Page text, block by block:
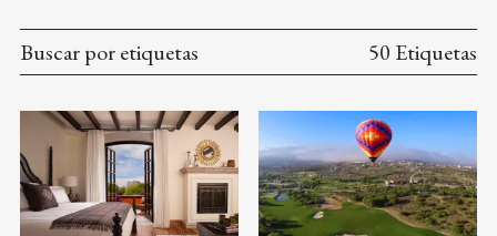
Buscar por etiquetas 50 Etiquetas